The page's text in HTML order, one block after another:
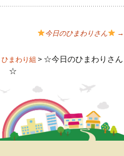
今日のひまわりさん →
ひまわり組 > ☆今日のひまわりさん
☆